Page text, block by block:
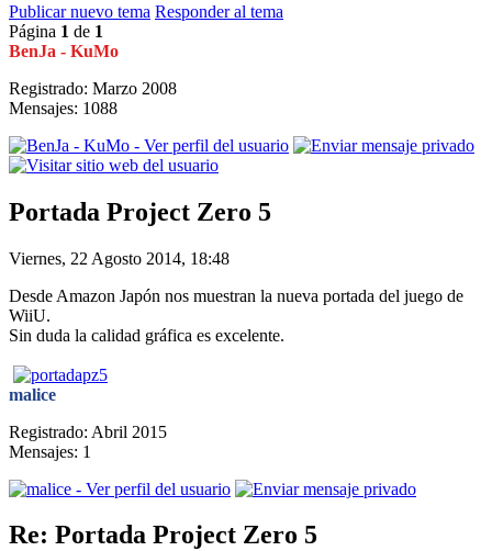
Publicar nuevo tema Responder al tema
Página 1 de 1
BenJa - KuMo
Registrado: Marzo 2008
Mensajes: 1088
Portada Project Zero 5
Viernes, 22 Agosto 2014, 18:48
Desde Amazon Japón nos muestran la nueva portada del juego de
WiiU.
Sin duda la calidad gráfica es excelente.
malice
Registrado: Abril 2015
Mensajes: 1
Re: Portada Project Zero 5